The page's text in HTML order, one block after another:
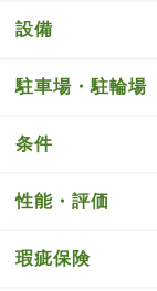
設備
駐車場・駐輪場
条件
性能・評価
瑕疵保険